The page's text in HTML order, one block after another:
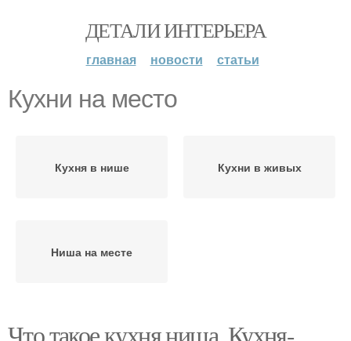
ДЕТАЛИ ИНТЕРЬЕРА
главная новости статьи
Кухни на место
Кухня в нише Кухни в живых
Ниша на месте